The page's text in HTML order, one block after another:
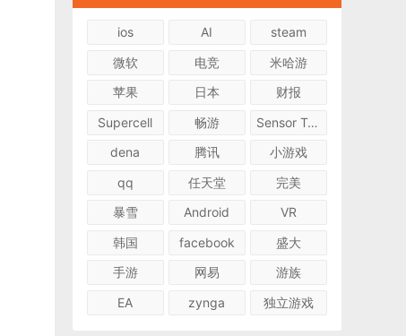
ios AI
steam
微软
电竞
米哈游
苹果
日本
财报
Supercell
畅游
Sensor Tower
dena
腾讯
小游戏
qq
任天堂
完美
暴雪
Android
VR
韩国
facebook
盛大
手游
网易
游族
EA
zynga 独立游戏